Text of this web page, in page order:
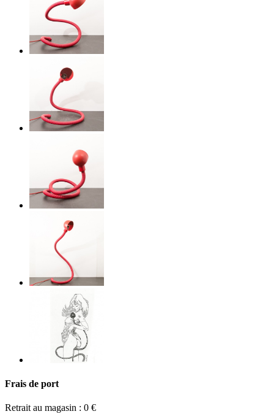
Frais de port
Retrait au magasin : 0 €